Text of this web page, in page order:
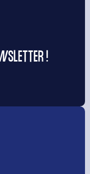
!